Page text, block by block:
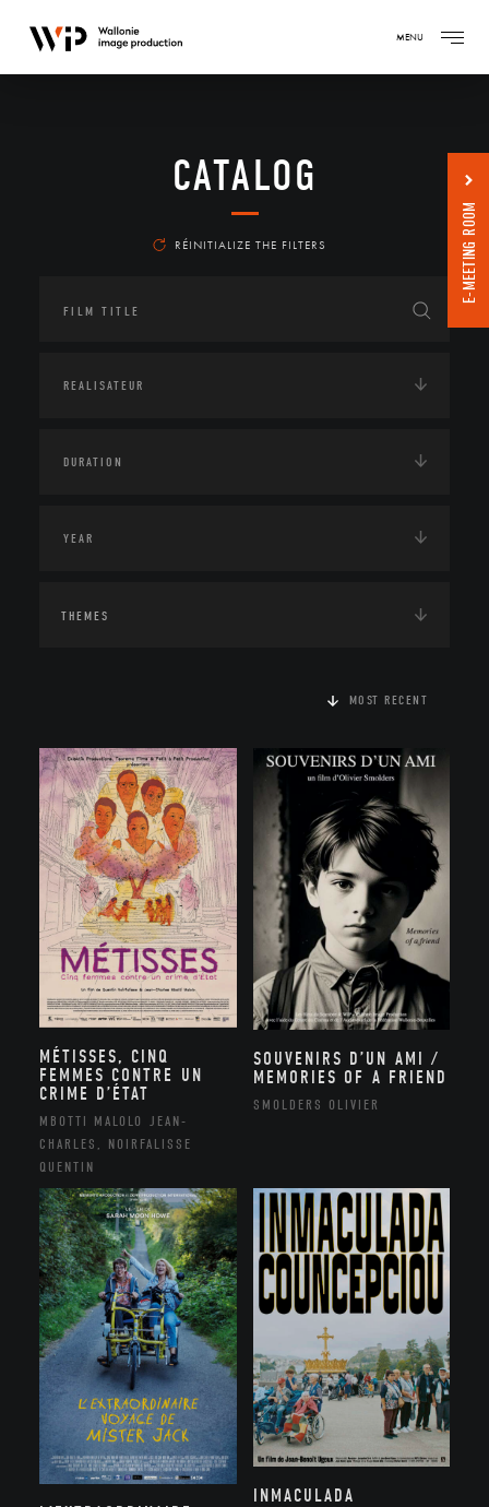
MENU
CATALOG
RÉINITIALIZE THE FILTERS
THEMES
MOST RECENT
MÉTISSES, CINQ
FEMMES CONTRE UN
CRIME D’ÉTAT
MBOTTI MALOLO JEAN-
CHARLES, NOIRFALISSE
QUENTIN
SOUVENIRS D’UN AMI /
MEMORIES OF A FRIEND
SMOLDERS OLIVIER
INMACULADA
E-MEETING ROOM